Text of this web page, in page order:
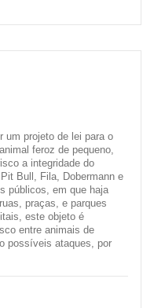
um projeto de lei para o
feroz de pequeno,
a integridade do
Bull, Fila, Dobermann e
públicos, em que haja
praças, e parques
este objeto é
entre animais de
possíveis ataques, por